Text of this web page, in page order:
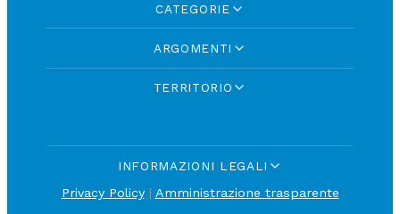
CATEGORIE
ARGOMENTI
TERRITORIO
INFORMAZIONI LEGALI
Privacy Policy| Amministrazione trasparente